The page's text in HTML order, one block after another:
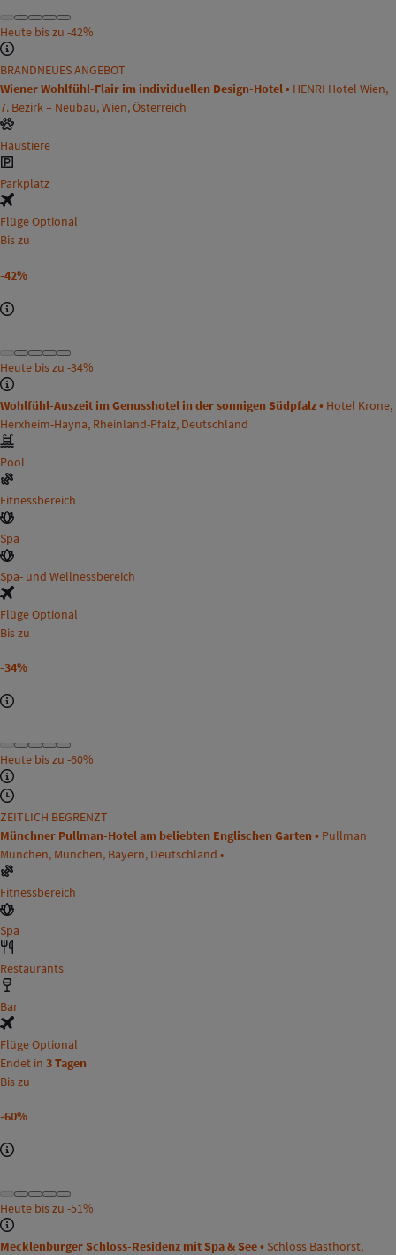
Heute bis zu -42%
BRANDNEUES ANGEBOT
Wiener Wohlfühl-Flair im individuellen Design-Hotel • HENRI Hotel Wien,
7. Bezirk – Neubau, Wien, Österreich
Haustiere
Parkplatz
Flüge Optional
Bis zu
-42%
Heute bis zu -34%
Wohlfühl-Auszeit im Genusshotel in der sonnigen Südpfalz • Hotel Krone,
Herxheim-Hayna, Rheinland-Pfalz, Deutschland
Pool
Fitnessbereich
Spa
Spa- und Wellnessbereich
Flüge Optional
Bis zu
-34%
Heute bis zu -60%
ZEITLICH BEGRENZT
Münchner Pullman-Hotel am beliebten Englischen Garten • Pullman
München, München, Bayern, Deutschland •
Fitnessbereich
Spa
Restaurants
Bar
Flüge Optional
Endet in 3 Tagen
Bis zu
-60%
Heute bis zu -51%
Mecklenburger Schloss-Residenz mit Spa & See • Schloss Basthorst,